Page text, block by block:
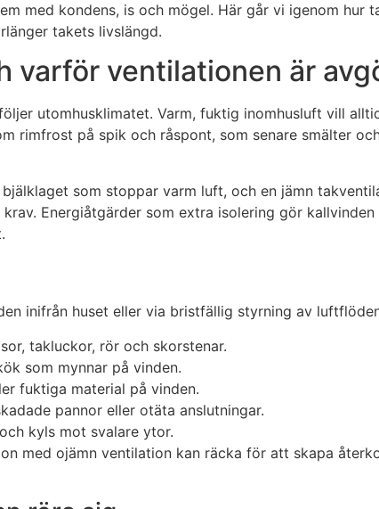
med kondens, is och mögel. Här går vi igenom
takets livslängd.
varför ventilationen är
utomhusklimatet. Varm, fuktig inomhusluft vill
rimfrost på spik och råspont, som senare smälter
som stoppar varm luft, och en jämn
Energiåtgärder som extra isolering gör
inifrån huset eller via bristfällig styrning av
takluckor, rör och skorstenar.
som mynnar på vinden.
fuktiga material på vinden.
pannor eller otäta anslutningar.
kyls mot svalare ytor.
med ojämn ventilation kan räcka för att skapa